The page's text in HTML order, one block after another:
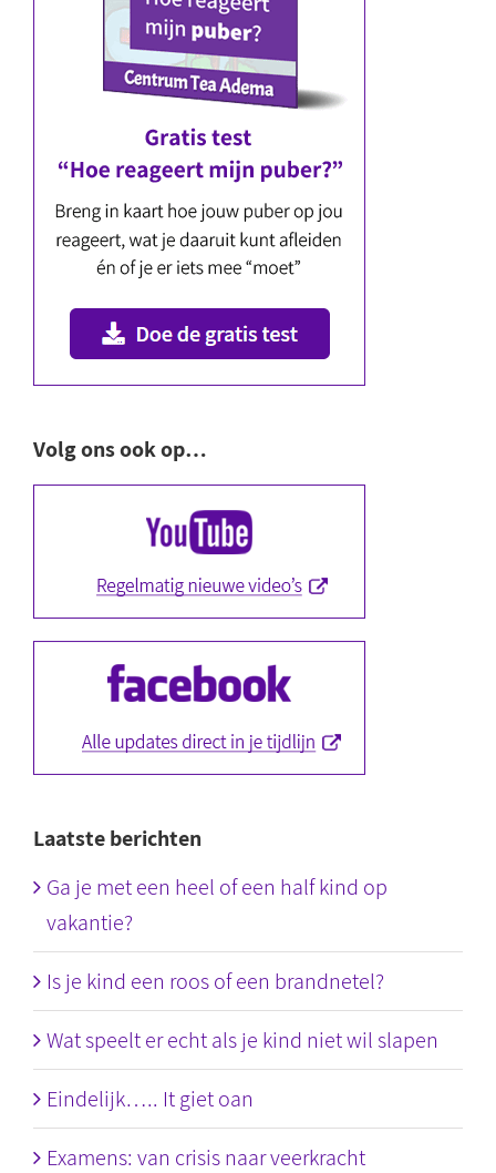
Volg ons ook op…
Laatste berichten
Ga je met een heel of een half kind op
vakantie?
Is je kind een roos of een brandnetel?
Wat speelt er echt als je kind niet wil slapen
Eindelijk….. It giet oan
Examens: van crisis naar veerkracht